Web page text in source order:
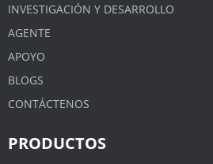
INVESTIGACIÓN Y DESARROLLO
AGENTE
APOYO
BLOGS
CONTÁCTENOS
PRODUCTOS